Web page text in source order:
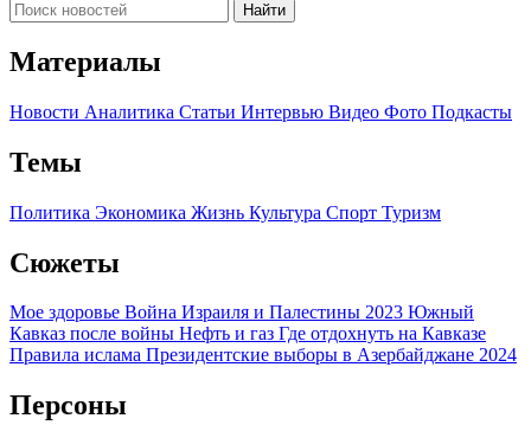
Найти
Материалы
Новости Аналитика Статьи Интервью Видео Фото Подкасты
Темы
Политика Экономика Жизнь Культура Спорт Туризм
Сюжеты
Мое здоровье Война Израиля и Палестины 2023 Южный
Кавказ после войны Нефть и газ Где отдохнуть на Кавказе
Правила ислама Президентские выборы в Азербайджане 2024
Персоны